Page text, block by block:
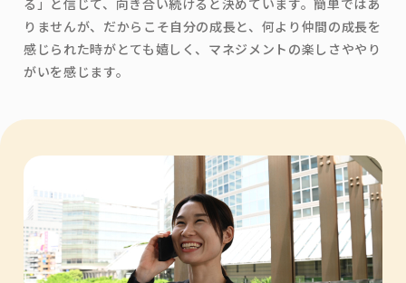
る」と信じて、向き合い続けると決めています。簡単ではあ
りませんが、だからこそ自分の成長と、何より仲間の成長を
感じられた時がとても嬉しく、マネジメントの楽しさややり
がいを感じます。